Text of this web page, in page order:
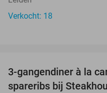
Verkocht: 18
3-gangendiner à la
spareribs bij